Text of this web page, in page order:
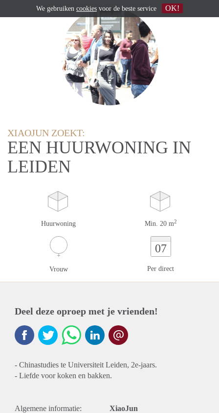
XIAOJUN ZOEKT:
EEN HUURWONING IN
LEIDEN
Huurwoning Min. 20 m2
Vrouw
07
Per direct
Deel deze oproep met je vrienden!
- Chinastudies te Universiteit Leiden, 2e-jaars.
- Liefde voor koken en bakken.
Algemene informatie: XiaoJun
We gebruiken cookies voor de beste service OK!